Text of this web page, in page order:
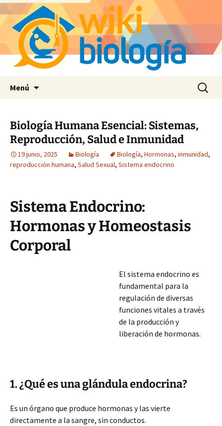
Menú Buscar:
Biología Humana Esencial: Sistemas,
Reproducción, Salud e Inmunidad
19 junio, 2025 Biología Biología, Hormonas, inmunidad,
reproducción humana, Salud Sexual, Sistema endocrino
Sistema Endocrino:
Hormonas y Homeostasis
Corporal
El sistema endocrino es
fundamental para la
regulación de diversas
funciones vitales a través
de la producción y
liberación de hormonas.
1. ¿Qué es una glándula endocrina?
Es un órgano que produce hormonas y las vierte
directamente a la sangre, sin conductos.